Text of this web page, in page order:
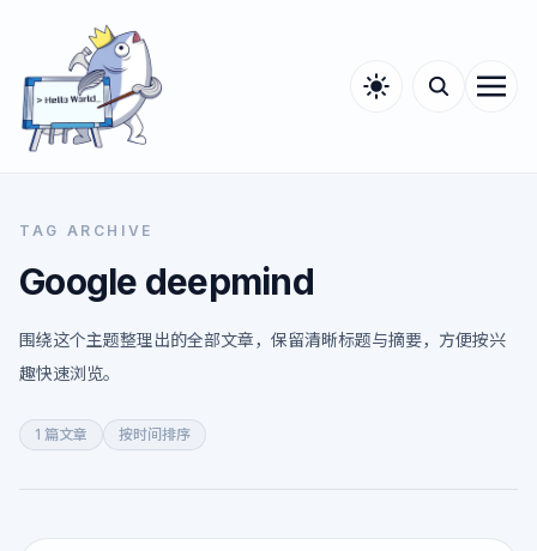
TAG ARCHIVE
Google deepmind
围绕这个主题整理出的全部文章，保留清晰标题与摘要，方便按兴
趣快速浏览。
1 篇文章 按时间排序